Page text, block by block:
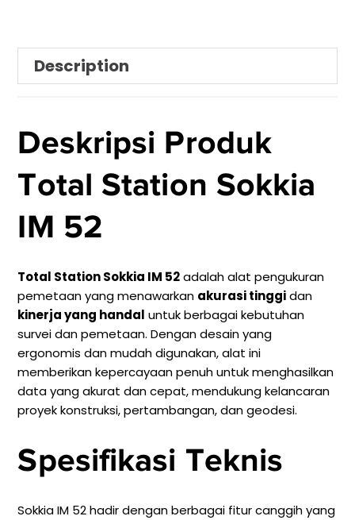
Description
Deskripsi Produk
Total Station Sokkia
IM 52
Total Station Sokkia IM 52adalah alat pengukuran
pemetaan yang menawarkan akurasi tinggidan
kinerja yang handal untuk berbagai kebutuhan
survei dan pemetaan. Dengan desain yang
ergonomis dan mudah digunakan, alat ini
memberikan kepercayaan penuh untuk menghasilkan
data yang akurat dan cepat, mendukung kelancaran
proyek konstruksi, pertambangan, dan geodesi.
Spesifikasi Teknis
Sokkia IM 52 hadir dengan berbagai fitur canggih yang